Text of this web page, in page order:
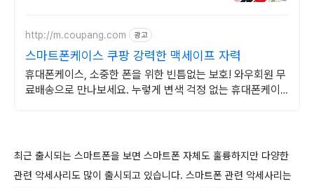
http://m.coupang.com 광고
스마트폰케이스 쿠팡 강력한 맥세이프 자력
휴대폰케이스, 소중한 폰을 위한 빈틈없는 보호! 와우회원 무
료배송으로 만나보세요. 누렇게 변색 걱정 없는 휴대폰케이
최근 출시되는 스마트폰을 보면 스마트폰 자체도 훌륭하지만 다양한
관련 악세사리도 많이 출시되고 있습니다. 스마트폰 관련 악세사리는